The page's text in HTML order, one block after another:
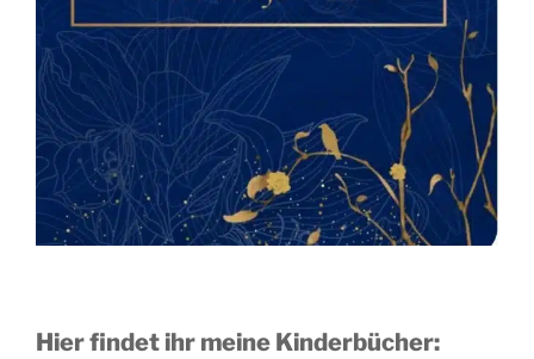
Hier findet ihr meine Kinderbücher: